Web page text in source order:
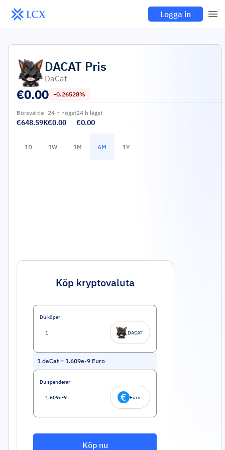
Logga in
DACAT Pris
DaCat
€0.00 -0.26528%
Börsvärde
€648.59K
24 h högst
€0.00
24 h lägst
€0.00
1D 1W 1M 6M 1Y
Köp kryptovaluta
Du köper
DACAT
1 daCat = 1.609e-9 Euro
Du spenderar
Euro
Köp nu